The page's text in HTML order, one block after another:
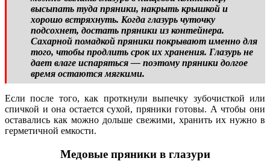
высыпать туда пряники, накрыть крышкой и
хорошо встряхнуть. Когда глазурь чуточку
подсохнет, достать пряники из контейнера.
Сахарной помадкой пряники покрывают именно для
того, чтобы продлить срок их хранения. Глазурь не
дает влаге испаряться — поэтому пряники долгое
время остаются мягкими.
Если после того, как проткнули выпечку зубочисткой или
спичкой и она остается сухой, пряники готовы. А чтобы они
оставались как можно дольше свежими, хранить их нужно в
герметичной емкости.
Медовые пряники в глазури